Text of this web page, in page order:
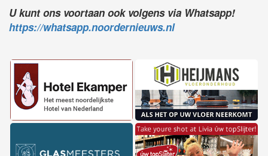
U kunt ons voortaan ook volgens via Whatsapp!
https://whatsapp.noordernieuws.nl